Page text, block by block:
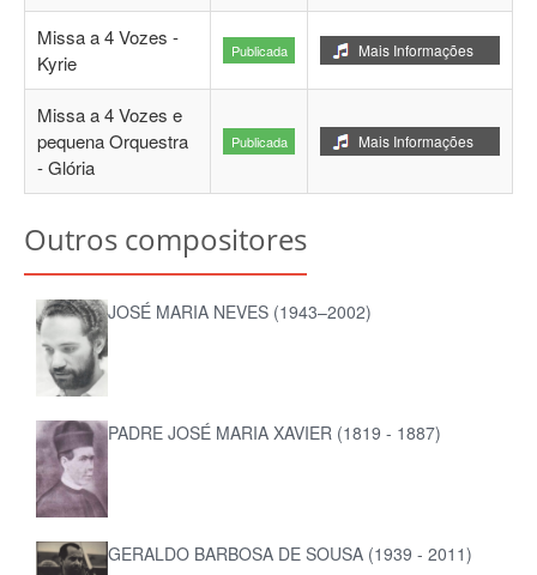
Missa a 4 Vozes -
Kyrie
Publicada Mais Informações
Missa a 4 Vozes e
pequena Orquestra
- Glória
Publicada Mais Informações
Outros compositores
JOSÉ MARIA NEVES (1943–2002)
PADRE JOSÉ MARIA XAVIER (1819 - 1887)
GERALDO BARBOSA DE SOUSA (1939 - 2011)